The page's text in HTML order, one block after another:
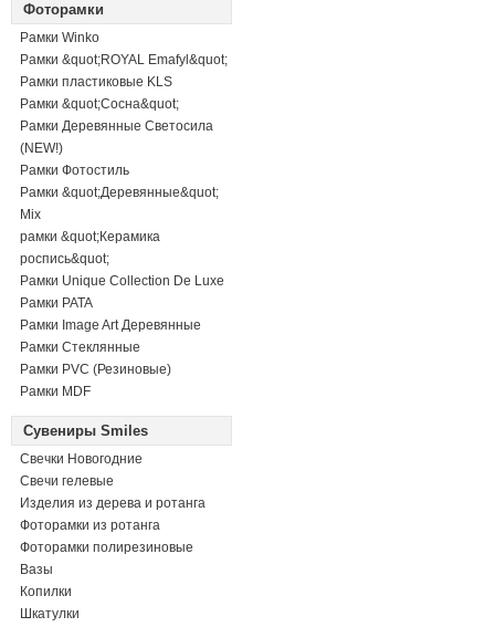
Фоторамки
Рамки Winko
Рамки &quot;ROYAL Emafyl&quot;
Рамки пластиковые KLS
Рамки &quot;Сосна&quot;
Рамки Деревянные Светосила
(NEW!)
Рамки Фотостиль
Рамки &quot;Деревянные&quot;
Mix
рамки &quot;Керамика
роспись&quot;
Рамки Unique Collection De Luxe
Рамки PATA
Рамки Image Art Деревянные
Рамки Стеклянные
Рамки PVC (Резиновые)
Рамки MDF
Сувениры Smiles
Свечки Новогодние
Свечи гелевые
Изделия из дерева и ротанга
Фоторамки из ротанга
Фоторамки полирезиновые
Вазы
Копилки
Шкатулки